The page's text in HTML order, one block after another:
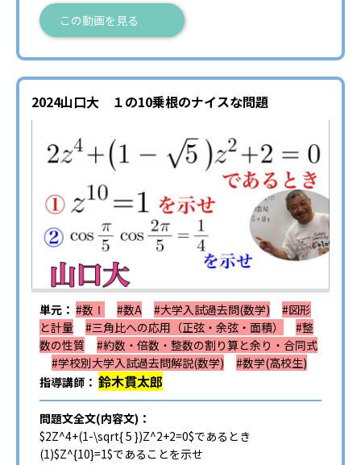
この動画を見る
2024山口大 １の10乗根のナイスな問題
単元： #数Ⅰ #数A #大学入試過去問(数学)
#図形
と計量
#三角比への応用（正弦・余弦・面積）
#整
数の性質
#約数・倍数・整数の割り算と余り・合同式
#学校別大学入試過去問解説(数学)
#数学(高校生)
指導講師： 鈴木貫太郎
問題文全文(内容文)：
$2Z^4+(1-\sqrt{ 5 })Z^2+2=0$であるとき
(1)$Z^{10}=1$であることを示せ